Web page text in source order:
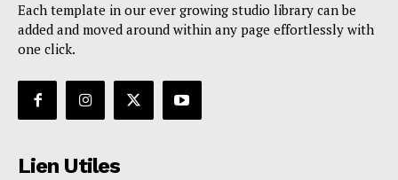
Each template in our ever growing studio library can be
added and moved around within any page effortlessly with
one click.
Lien Utiles